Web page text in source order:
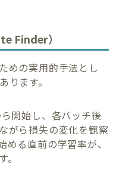
Finder）
めの実用的手法とし
ます。
開始し、各バッチ後
がら損失の変化を観察
める直前の学習率が、